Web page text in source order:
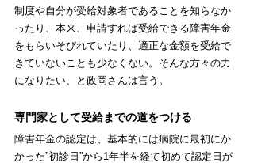
制度や自分が受給対象者であることを知らなか
ったり、本来、申請すれば受給できる障害年金
をもらいそびれていたり、適正な金額を受給で
きていないことも少なくない。そんな方々の力
になりたい、と政岡さんは言う。
専門家として受給までの道をつける
障害年金の認定は、基本的には病院に最初にか
かった”初診日”から1年半を経て初めて認定日が